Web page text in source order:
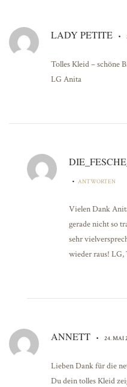
LADY PETITE •
Tolles Kleid – schöne
LG Anita
• ANTWORTEN
Vielen Dank
gerade nicht so
sehr
wieder raus! LG,
ANNETT • 24. MAI
Lieben Dank für die
Du dein tolles Kleid